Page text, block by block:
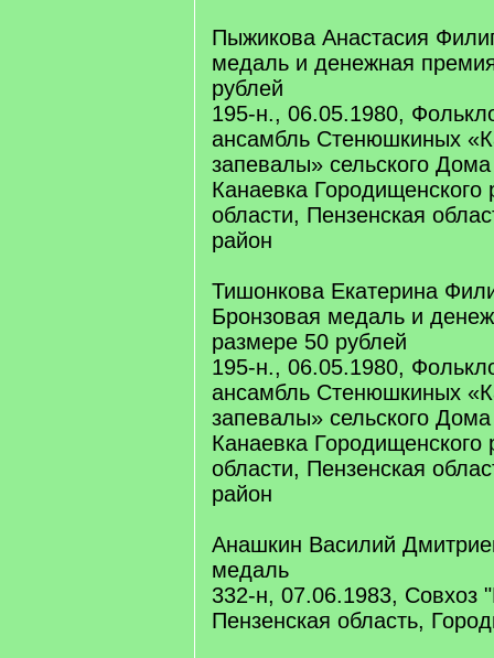
Пыжикова Анастасия
медаль и денежная
рублей
195-н., 06.05.1980,
ансамбль Стенюшкиных
запевалы» сельского
Канаевка Городищенского
области, Пензенская
район
Тишонкова Екатерина
Бронзовая медаль и
размере 50 рублей
195-н., 06.05.1980,
ансамбль Стенюшкиных
запевалы» сельского
Канаевка Городищенского
области, Пензенская
район
Анашкин Василий
медаль
332-н, 07.06.1983, Совхоз
Пензенская область,